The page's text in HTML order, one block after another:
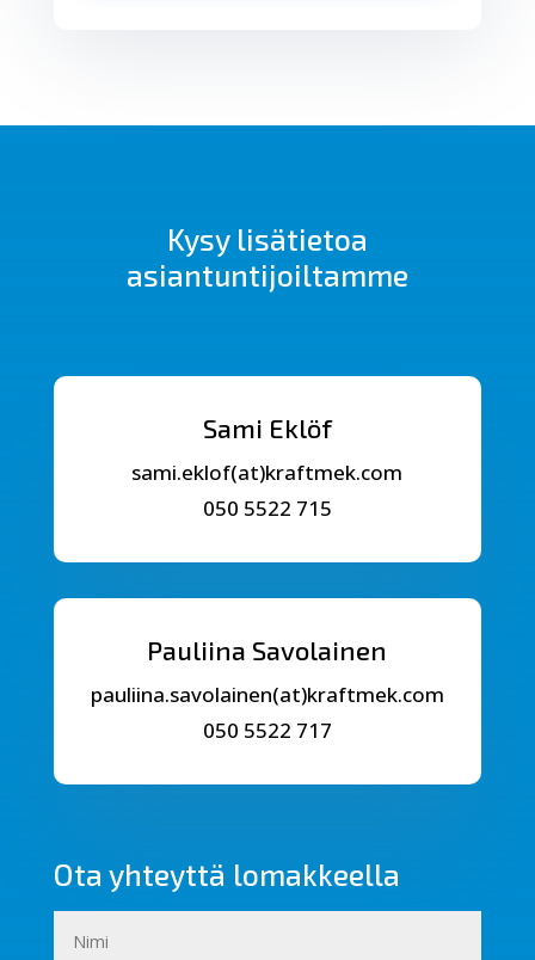
Kysy lisätietoa
asiantuntijoiltamme
Sami Eklöf
sami.eklof(at)kraftmek.com
050 5522 715
Pauliina Savolainen
pauliina.savolainen(at)kraftmek.com
050 5522 717
Ota yhteyttä lomakkeella